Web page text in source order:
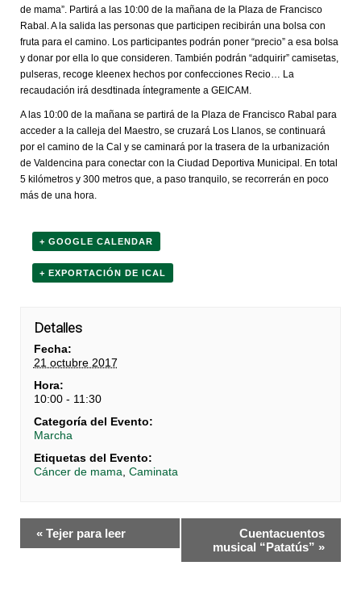
de mama”. Partirá a las 10:00 de la mañana de la Plaza de Francisco
Rabal. A la salida las personas que participen recibirán una bolsa con
fruta para el camino. Los participantes podrán poner “precio” a esa bolsa
y donar por ella lo que consideren. También podrán “adquirir” camisetas,
pulseras, recoge kleenex hechos por confecciones Recio… La
recaudación irá desdtinada íntegramente a GEICAM.
A las 10:00 de la mañana se partirá de la Plaza de Francisco Rabal para
acceder a la calleja del Maestro, se cruzará Los Llanos, se continuará
por el camino de la Cal y se caminará por la trasera de la urbanización
de Valdencina para conectar con la Ciudad Deportiva Municipal. En total
5 kilómetros y 300 metros que, a paso tranquilo, se recorrerán en poco
más de una hora.
+ GOOGLE CALENDAR
+ EXPORTACIÓN DE ICAL
Detalles
Fecha:
21 octubre 2017
Hora:
10:00 - 11:30
Categoría del Evento:
Marcha
Etiquetas del Evento:
Cáncer de mama Caminata
Navegación
del
« Tejer para leer
Cuentacuentos
musical “Patatús” »